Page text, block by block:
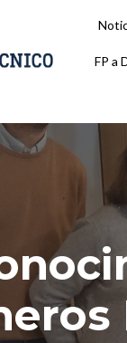
FP a